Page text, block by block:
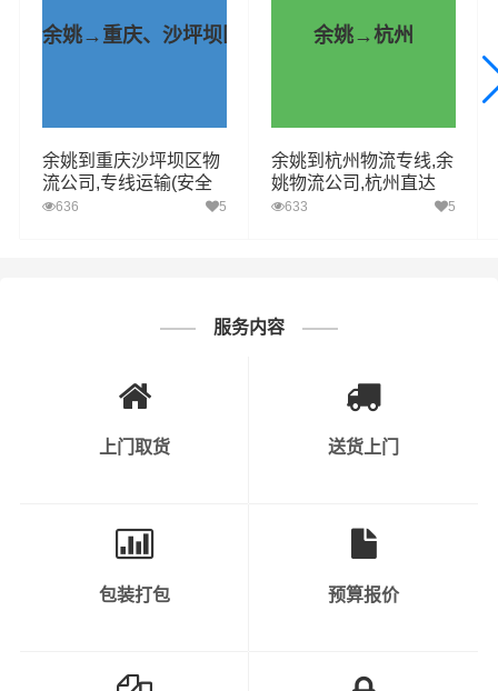
13米 1273.74km 电话咨询
17.5米 1273.74km 电话咨询
材料、半成品和成品，如钢材、塑料
4、机械设备和重型货物：包括工程
施的化学品、气体、液体、易燃物
余姚→重庆、沙坪坝区
余姚到重庆沙坪坝区物
流公司,专线运输(安全
高效)
636 5
余姚→杭州
余姚到杭州物流专线,余
姚物流公司,杭州直达
633 5
服务内容
上门取货 送货上门
包装打包 预算报价